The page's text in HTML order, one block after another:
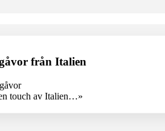
från Italien
touch av Italien…»